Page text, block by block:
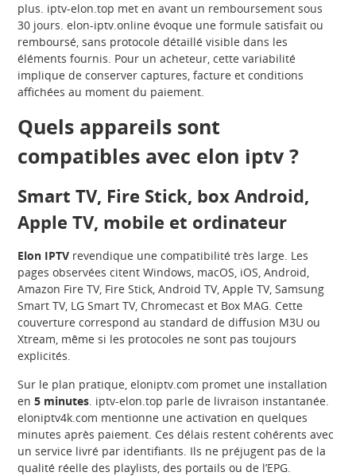
plus. iptv-elon.top met en avant un remboursement sous
30 jours. elon-iptv.online évoque une formule satisfait ou
remboursé, sans protocole détaillé visible dans les
éléments fournis. Pour un acheteur, cette variabilité
implique de conserver captures, facture et conditions
affichées au moment du paiement.
Quels appareils sont
compatibles avec elon iptv ?
Smart TV, Fire Stick, box Android,
Apple TV, mobile et ordinateur
Elon IPTV revendique une compatibilité très large. Les
pages observées citent Windows, macOS, iOS, Android,
Amazon Fire TV, Fire Stick, Android TV, Apple TV, Samsung
Smart TV, LG Smart TV, Chromecast et Box MAG. Cette
couverture correspond au standard de diffusion M3U ou
Xtream, même si les protocoles ne sont pas toujours
explicités.
Sur le plan pratique, eloniptv.com promet une installation
en5 minutes. iptv-elon.top parle de livraison instantanée.
eloniptv4k.com mentionne une activation en quelques
minutes après paiement. Ces délais restent cohérents avec
un service livré par identifiants. Ils ne préjugent pas de la
qualité réelle des playlists, des portails ou de l’EPG.